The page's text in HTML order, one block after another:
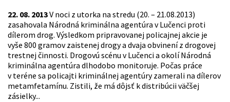
22. 08. 2013V noci z utorka na stredu (20. – 21.08.2013)
zasahovala Národná kriminálna agentúra v Lučenci proti
dílerom drog. Výsledkom pripravovanej policajnej akcie je
vyše 800 gramov zaistenej drogy a dvaja obvinení z drogovej
trestnej činnosti. Drogovú scénu v Lučenci a okolí Národná
kriminálna agentúra dlhodobo monitoruje. Počas práce
v teréne sa policajti kriminálnej agentúry zamerali na dílerov
metamfetamínu. Zistili, že má dôjsť k distribúcii väčšej
zásielky...